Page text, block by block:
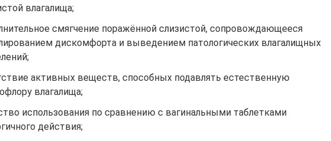
влагалища;
смягчение поражённой слизистой, сопровождающееся
дискомфорта и выведением патологических влагалищных
активных веществ, способных подавлять естественную
влагалища;
использования по сравнению с вагинальными таблетками
действия;